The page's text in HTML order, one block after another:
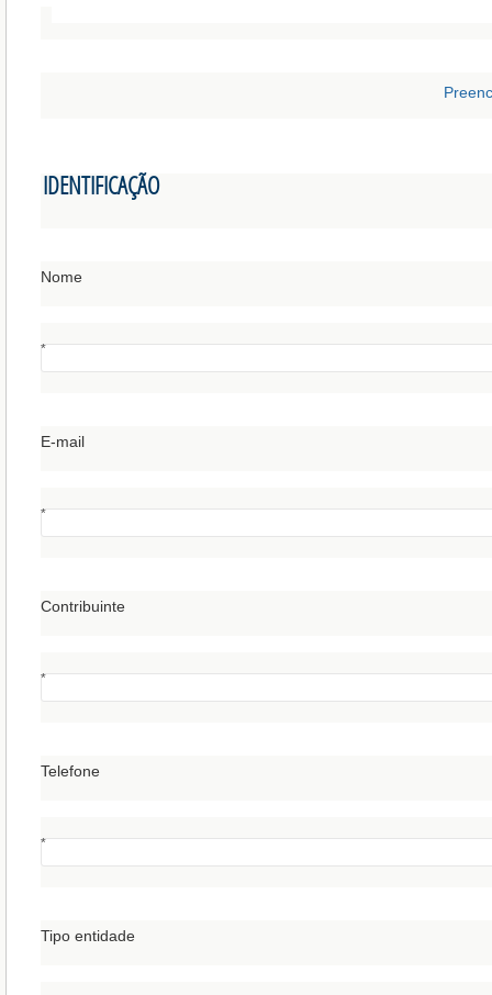
IDENTIFICAÇÃO
Nome
*
E-mail
*
Contribuinte
*
Telefone
*
Tipo entidade